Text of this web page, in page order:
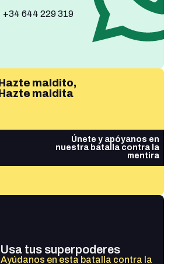
+34 644 229 319
Hazte maldito,
Hazte maldita
Únete y apóyanos en
nuestra batalla contra la
mentira
Usa tus superpoderes
Ayúdanos en esta batalla contra la